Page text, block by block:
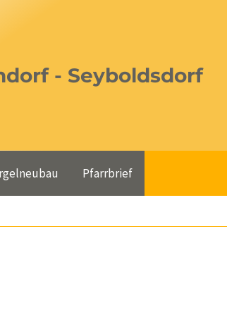
- Seyboldsdorf
Pfarrbrief